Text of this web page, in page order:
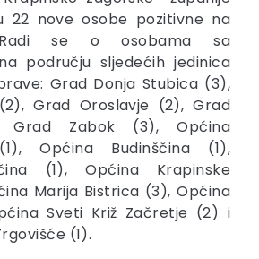
22 nove osobe pozitivne na
Radi se o osobama sa
području sljedećih jedinica
Grad Donja Stubica (3),
Grad Oroslavje (2), Grad
Grad Zabok (3), Općina
Općina Budinščina (1),
(1), Općina Krapinske
Marija Bistrica (3), Općina
Sveti Križ Začretje (2) i
(1).